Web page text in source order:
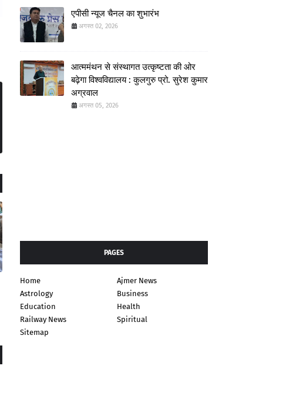
एपीसी न्यूज चैनल का शुभारंभ
अगस्त 02, 2026
आत्ममंथन से संस्थागत उत्कृष्टता की ओर
बढ़ेगा विश्वविद्यालय : कुलगुरु प्रो. सुरेश कुमार
अग्रवाल
अगस्त 05, 2026
PAGES
Home
Ajmer News
Astrology
Business
Education
Health
Railway News
Spiritual
Sitemap